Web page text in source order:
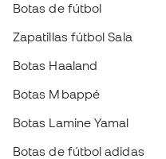
Botas de fútbol
Zapatillas fútbol Sala
Botas Haaland
Botas Mbappé
Botas Lamine Yamal
Botas de fútbol adidas